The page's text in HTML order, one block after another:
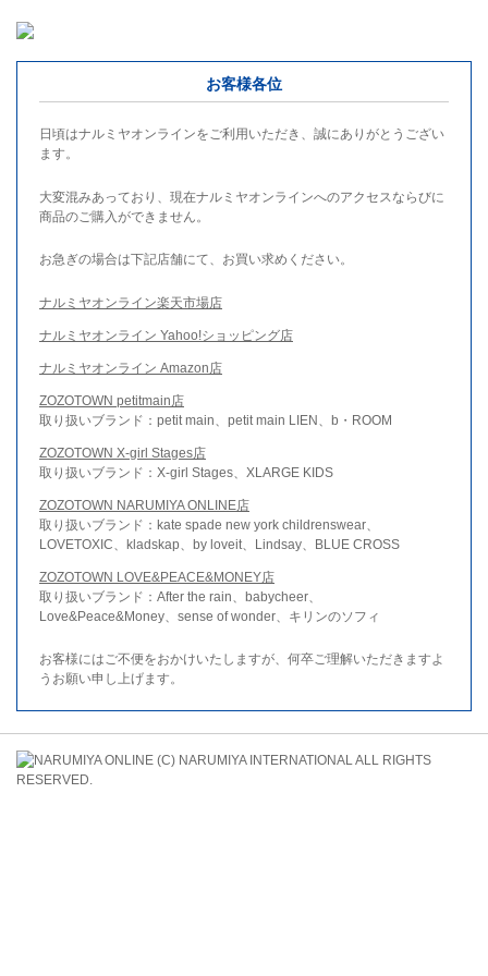
お客様各位
日頃はナルミヤオンラインをご利用いただき、誠にありがとうござい
ます。
大変混みあっており、現在ナルミヤオンラインへのアクセスならびに
商品のご購入ができません。
お急ぎの場合は下記店舗にて、お買い求めください。
ナルミヤオンライン楽天市場店
ナルミヤオンライン Yahoo!ショッピング店
ナルミヤオンライン Amazon店
ZOZOTOWN petitmain店
取り扱いブランド：petit main、petit main LIEN、b・ROOM
ZOZOTOWN X-girl Stages店
取り扱いブランド：X-girl Stages、XLARGE KIDS
ZOZOTOWN NARUMIYA ONLINE店
取り扱いブランド：kate spade new york childrenswear、
LOVETOXIC、kladskap、by loveit、Lindsay、BLUE CROSS
ZOZOTOWN LOVE&PEACE&MONEY店
取り扱いブランド：After the rain、babycheer、
Love&Peace&Money、sense of wonder、キリンのソフィ
お客様にはご不便をおかけいたしますが、何卒ご理解いただきますよ
うお願い申し上げます。